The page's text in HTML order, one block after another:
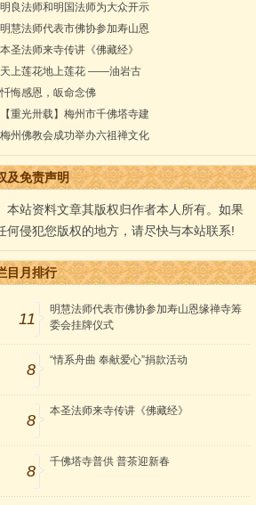
明良法师和明国法师为大众开示
明慧法师代表市佛协参加寿山恩
本圣法师来寺传讲《佛藏经》
天上莲花地上莲花 ——油岩古
忏悔感恩，皈命念佛
【重光卅载】梅州市千佛塔寺建
梅州佛教会成功举办六祖禅文化
及免责声明
本站资料文章其版权归作者本人所有。如果
何侵犯您版权的地方，请尽快与本站联系!
目月排行
11
明慧法师代表市佛协参加寿山恩缘禅寺筹
委会挂牌仪式
8
“情系舟曲 奉献爱心”捐款活动
8
本圣法师来寺传讲《佛藏经》
8
千佛塔寺普供 普茶迎新春